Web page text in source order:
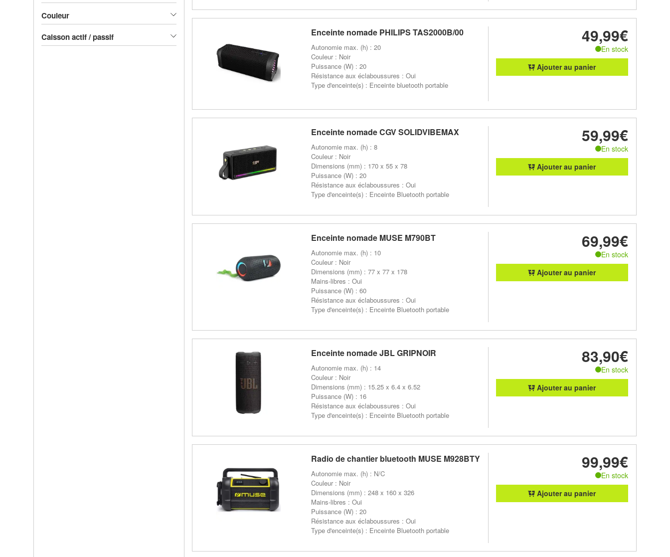
Couleur
Caisson actif / passif
Enceinte nomade PHILIPS TAS2000B/00
Autonomie max. (h) : 20
Couleur : Noir
Puissance (W) : 20
Résistance aux éclaboussures : Oui
Type d'enceinte(s) : Enceinte bluetooth portable
49,99€
En stock
Ajouter au panier
Enceinte nomade CGV SOLIDVIBEMAX
Autonomie max. (h) : 8
Couleur : Noir
Dimensions (mm) : 170 x 55 x 78
Puissance (W) : 20
Résistance aux éclaboussures : Oui
Type d'enceinte(s) : Enceinte Bluetooth portable
59,99€
En stock
Ajouter au panier
Enceinte nomade MUSE M790BT
Autonomie max. (h) : 10
Couleur : Noir
Dimensions (mm) : 77 x 77 x 178
Mains-libres : Oui
Puissance (W) : 60
Résistance aux éclaboussures : Oui
Type d'enceinte(s) : Enceinte Bluetooth portable
69,99€
En stock
Ajouter au panier
Enceinte nomade JBL GRIPNOIR
Autonomie max. (h) : 14
Couleur : Noir
Dimensions (mm) : 15.25 x 6.4 x 6.52
Puissance (W) : 16
Résistance aux éclaboussures : Oui
Type d'enceinte(s) : Enceinte Bluetooth portable
83,90€
En stock
Ajouter au panier
Radio de chantier bluetooth MUSE M928BTY
Autonomie max. (h) : N/C
Couleur : Noir
Dimensions (mm) : 248 x 160 x 326
Mains-libres : Oui
Puissance (W) : 20
Résistance aux éclaboussures : Oui
Type d'enceinte(s) : Enceinte Bluetooth portable
99,99€
En stock
Ajouter au panier